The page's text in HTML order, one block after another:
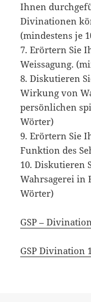
Ihnen
Divinationen
(mindestens je
7. Erörtern Sie
Weissagung.
8. Diskutieren
Wirkung von
persönlichen
Wörter)
9. Erörtern Sie
Funktion des
10. Diskutieren
Wahrsagerei in
Wörter)
GSP –
GSP Divination 1